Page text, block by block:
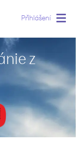
Přihlášení
z